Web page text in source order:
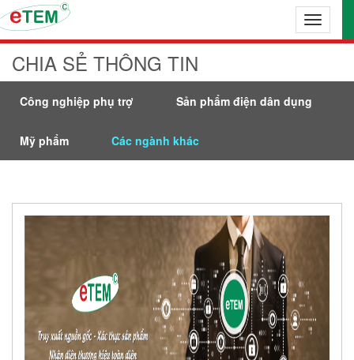
Toggle
CHIA SẺ THÔNG TIN
Công nghiệp phụ trợ Sản phẩm điện dân dụng
Mỹ phẩm Các ngành khác